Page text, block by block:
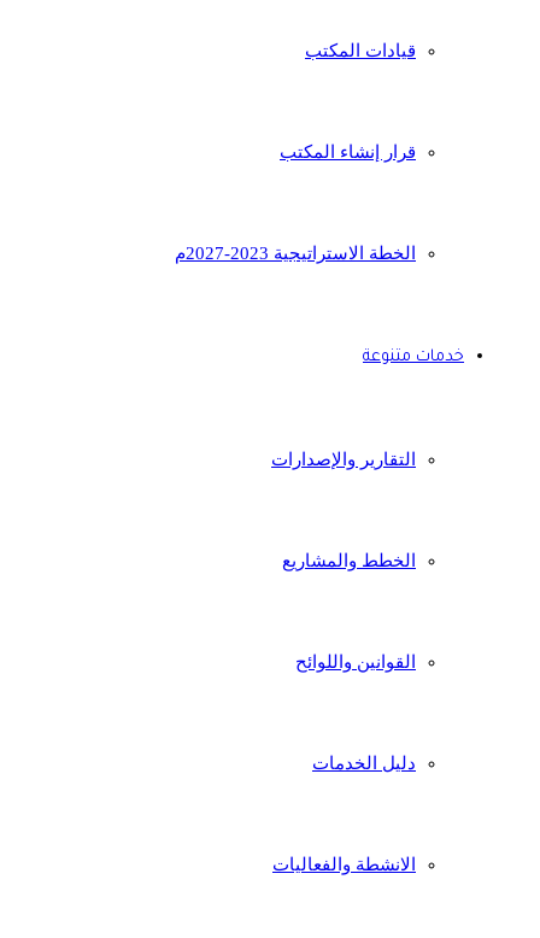
قيادات المكتب
قرار إنشاء المكتب
الخطة الاستراتيجية 2023-2027م
خدمات متنوعة
التقارير والإصدارات
الخطط والمشاريع
القوانين واللوائح
دليل الخدمات
الانشطة والفعاليات